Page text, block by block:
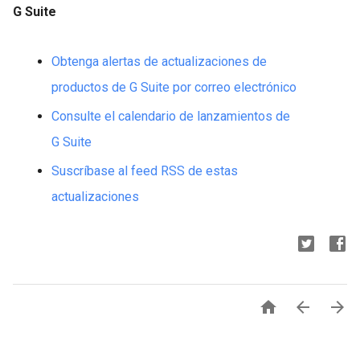
G Suite
Obtenga alertas de actualizaciones de
productos de G Suite por correo electrónico
Consulte el calendario de lanzamientos de
G Suite
Suscríbase al feed RSS de estas
actualizaciones
  